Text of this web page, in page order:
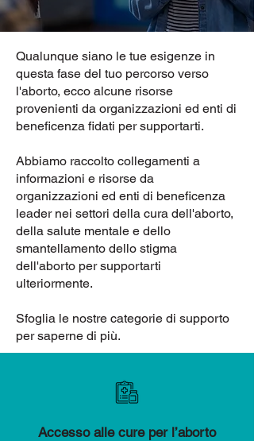
Qualunque siano le tue esigenze in
questa fase del tuo percorso verso
l'aborto, ecco alcune risorse
provenienti da organizzazioni ed enti di
beneficenza fidati per supportarti.
Abbiamo raccolto collegamenti a
informazioni e risorse da
organizzazioni ed enti di beneficenza
leader nei settori della cura dell'aborto,
della salute mentale e dello
smantellamento dello stigma
dell'aborto per supportarti
ulteriormente.
Sfoglia le nostre categorie di supporto
per saperne di più.
Accesso alle cure per l’aborto